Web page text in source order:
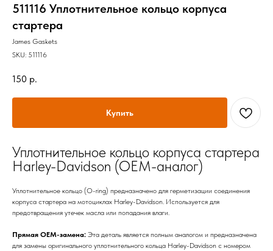
511116 Уплотнительное кольцо корпуса
стартера
James Gaskets
SKU: 511116
150 р.
Купить
Уплотнительное кольцо корпуса стартера
Harley-Davidson (OEM-аналог)
Уплотнительное кольцо (O-ring) предназначено для герметизации соединения
корпуса стартера на мотоциклах Harley-Davidson. Используется для
предотвращения утечек масла или попадания влаги.
Прямая OEM-замена: Эта деталь является полным аналогом и предназначена
для замены оригинального уплотнительного кольца Harley-Davidson с номером